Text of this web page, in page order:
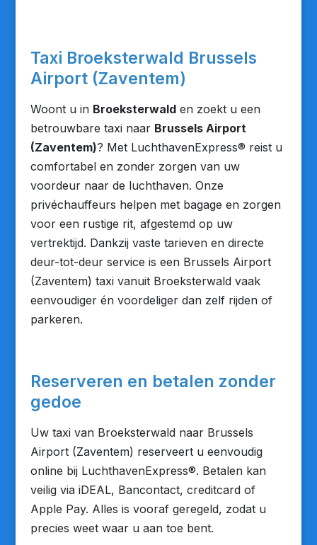
Taxi Broeksterwald Brussels
Airport (Zaventem)
Woont u in Broeksterwalden zoekt u een
betrouwbare taxi naar Brussels Airport
(Zaventem)? Met LuchthavenExpress® reist u
comfortabel en zonder zorgen van uw
voordeur naar de luchthaven. Onze
privéchauffeurs helpen met bagage en zorgen
voor een rustige rit, afgestemd op uw
vertrektijd. Dankzij vaste tarieven en directe
deur-tot-deur service is een Brussels Airport
(Zaventem) taxi vanuit Broeksterwald vaak
eenvoudiger én voordeliger dan zelf rijden of
parkeren.
Reserveren en betalen zonder
gedoe
Uw taxi van Broeksterwald naar Brussels
Airport (Zaventem) reserveert u eenvoudig
online bij LuchthavenExpress®. Betalen kan
veilig via iDEAL, Bancontact, creditcard of
Apple Pay. Alles is vooraf geregeld, zodat u
precies weet waar u aan toe bent.